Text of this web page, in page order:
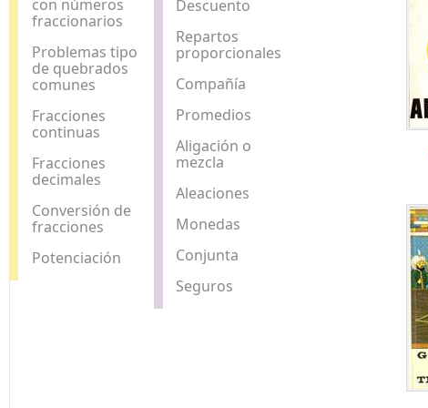
con números
fraccionarios
Problemas tipo
de quebrados
comunes
Fracciones
continuas
Fracciones
decimales
Conversión de
fracciones
Potenciación
Descuento
Repartos
proporcionales
Compañía
Promedios
Aligación o
mezcla
Aleaciones
Monedas
Conjunta
Seguros